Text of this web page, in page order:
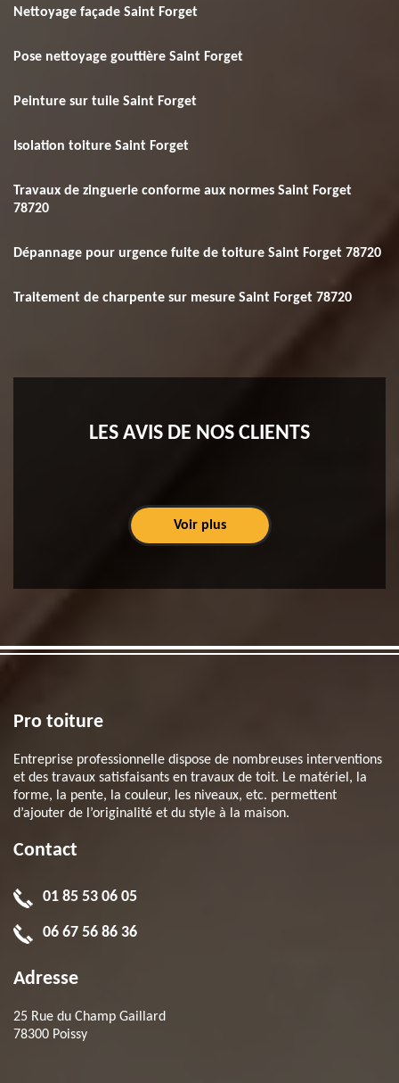
Nettoyage façade Saint Forget
Pose nettoyage gouttière Saint Forget
Peinture sur tuile Saint Forget
Isolation toiture Saint Forget
Travaux de zinguerie conforme aux normes Saint Forget
78720
Dépannage pour urgence fuite de toiture Saint Forget 78720
Traitement de charpente sur mesure Saint Forget 78720
LES AVIS DE NOS CLIENTS
Voir plus
Pro toiture
Entreprise professionnelle dispose de nombreuses interventions
et des travaux satisfaisants en travaux de toit. Le matériel, la
forme, la pente, la couleur, les niveaux, etc. permettent
d’ajouter de l’originalité et du style à la maison.
Contact
01 85 53 06 05
06 67 56 86 36
Adresse
25 Rue du Champ Gaillard
78300 Poissy